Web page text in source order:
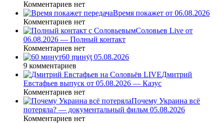
Комментариев нет
Время покажет от 06.08.2026
Комментариев нет
Соловьев Live от
06.08.2026 — Полный контакт
Комментариев нет
60 ṃинẏƫ 05.08.2026
9 комментариев
Дмитрий
Евстафьев выпуск от 05.08.2026 — Казус
Комментариев нет
Почему Украина всё
потеряла? — документальный фильм 05.08.2026
Комментариев нет